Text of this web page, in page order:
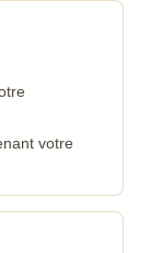
votre